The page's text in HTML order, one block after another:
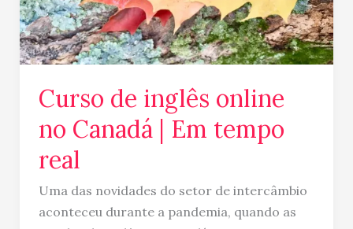
Curso de inglês online
no Canadá | Em tempo
real
Uma das novidades do setor de intercâmbio
aconteceu durante a pandemia, quando as
tempo
real